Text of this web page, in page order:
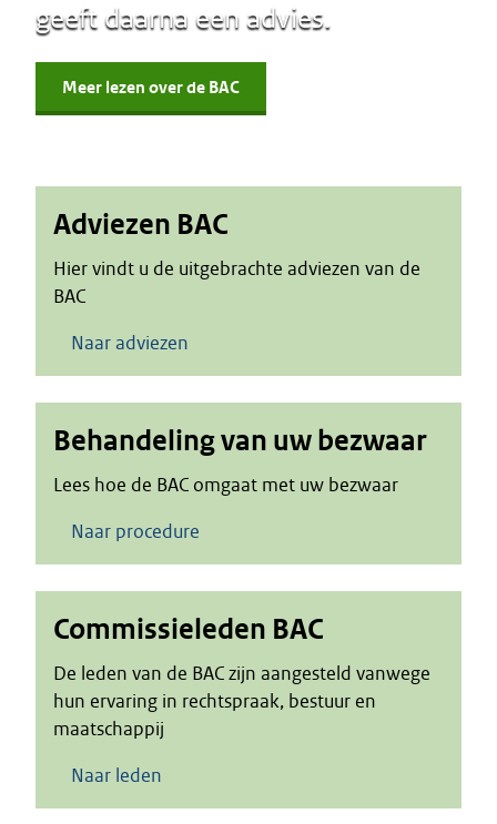
geeft daarna een advies.
Meer lezen over de BAC
Adviezen BAC
Hier vindt u de uitgebrachte adviezen van de
BAC
Naar adviezen
Behandeling van uw bezwaar
Lees hoe de BAC omgaat met uw bezwaar
Naar procedure
Commissieleden BAC
De leden van de BAC zijn aangesteld vanwege
hun ervaring in rechtspraak, bestuur en
maatschappij
Naar leden